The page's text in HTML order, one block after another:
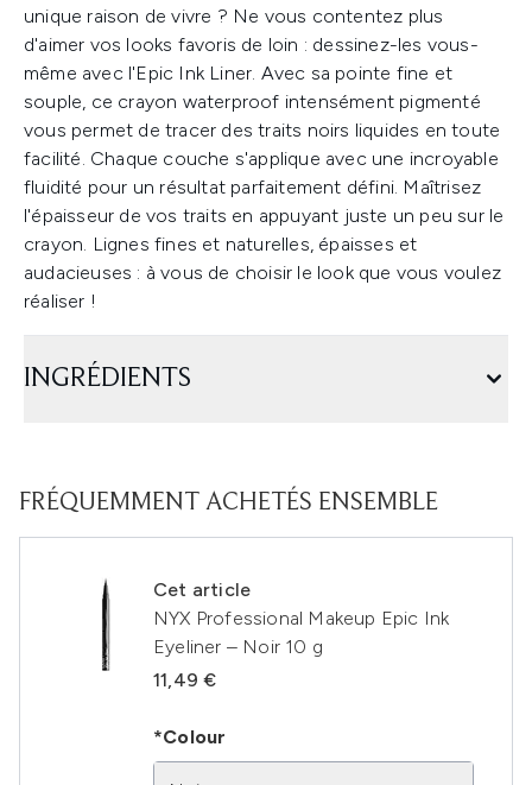
unique raison de vivre ? Ne vous contentez plus
d'aimer vos looks favoris de loin : dessinez-les vous-
même avec l'Epic Ink Liner. Avec sa pointe fine et
souple, ce crayon waterproof intensément pigmenté
vous permet de tracer des traits noirs liquides en toute
facilité. Chaque couche s'applique avec une incroyable
fluidité pour un résultat parfaitement défini. Maîtrisez
l'épaisseur de vos traits en appuyant juste un peu sur le
crayon. Lignes fines et naturelles, épaisses et
audacieuses : à vous de choisir le look que vous voulez
réaliser !
INGRÉDIENTS
FRÉQUEMMENT ACHETÉS ENSEMBLE
Cet article
NYX Professional Makeup Epic Ink
Eyeliner – Noir 10 g
11,49 €
*Colour